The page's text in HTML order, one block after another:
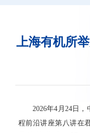
上海有机所
2026年4月24日
程前沿讲座第八讲在